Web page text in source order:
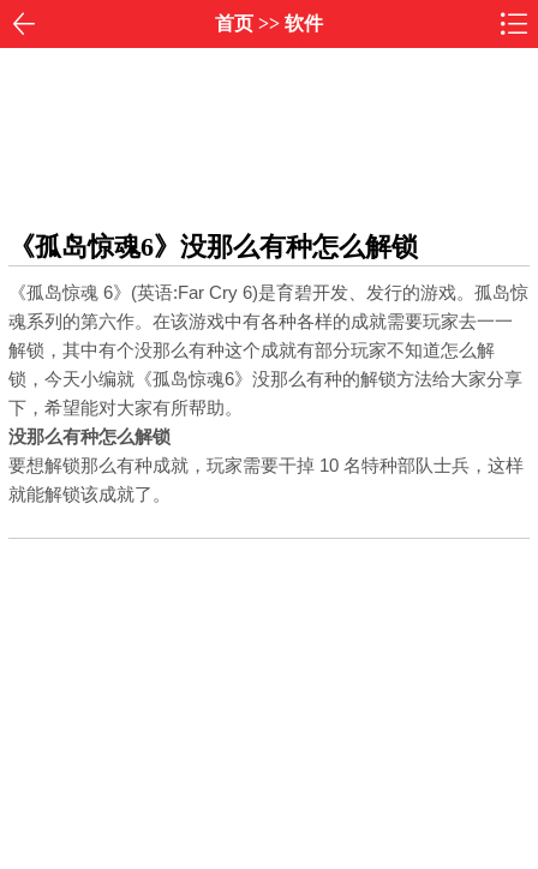
首页>> 软件
《孤岛惊魂6》没那么有种怎么解锁
《孤岛惊魂 6》(英语:Far Cry 6)是育碧开发、发行的游戏。孤岛惊
魂系列的第六作。在该游戏中有各种各样的成就需要玩家去一一
解锁，其中有个没那么有种这个成就有部分玩家不知道怎么解
锁，今天小编就《孤岛惊魂6》没那么有种的解锁方法给大家分享
下，希望能对大家有所帮助。
没那么有种怎么解锁
要想解锁那么有种成就，玩家需要干掉 10 名特种部队士兵，这样
就能解锁该成就了。